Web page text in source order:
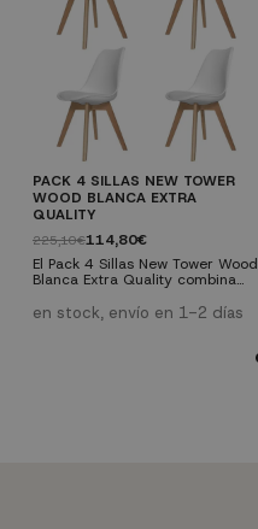
PACK 4 SILLAS NEW TOWER
WOOD BLANCA EXTRA
QUALITY
225,10€114,80€
El Pack 4 Sillas New Tower Wood
Blanca Extra Quality combina
diseño escandinavo moderno.
Con asientos ergonómicos de
en stock, envío en 1-2 días